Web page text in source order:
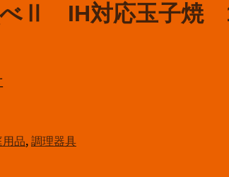
Ⅱ IH対応玉子焼
品,調理器具